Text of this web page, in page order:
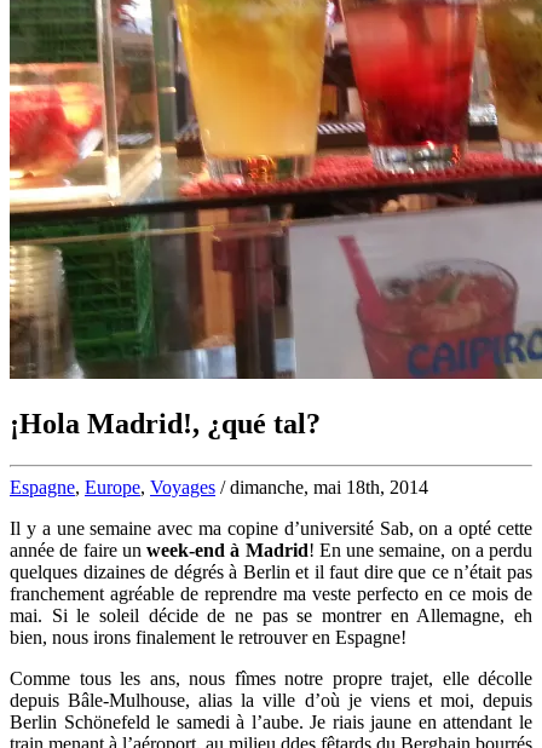
¡Hola Madrid!, ¿qué tal?
Espagne, Europe, Voyages / dimanche, mai 18th, 2014
Il y a une semaine avec ma copine d’université Sab, on a opté cette
année de faire un week-end à Madrid! En une semaine, on a perdu
quelques dizaines de dégrés à Berlin et il faut dire que ce n’était pas
franchement agréable de reprendre ma veste perfecto en ce mois de
mai. Si le soleil décide de ne pas se montrer en Allemagne, eh
bien, nous irons finalement le retrouver en Espagne!
Comme tous les ans, nous fîmes notre propre trajet, elle décolle
depuis Bâle-Mulhouse, alias la ville d’où je viens et moi, depuis
Berlin Schönefeld le samedi à l’aube. Je riais jaune en attendant le
train menant à l’aéroport, au milieu ddes fêtards du Berghain bourrés